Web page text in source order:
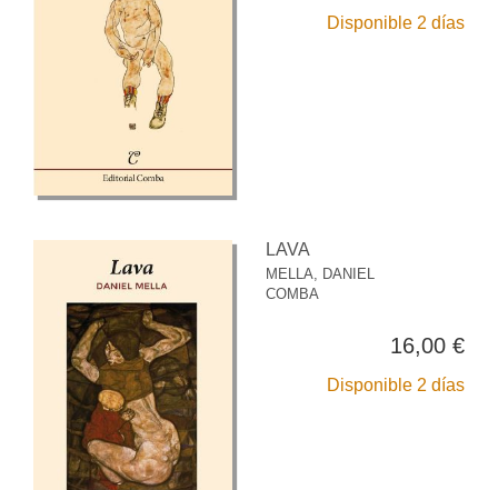
Disponible 2 días
LAVA
MELLA, DANIEL
COMBA
16,00 €
Disponible 2 días